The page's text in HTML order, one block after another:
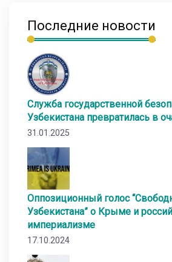
Последние новости
Служба государственной
Узбекистана превратилась в
31.01.2025
Оппозиционный голос
Узбекистана” о Крыме и
империализме
17.10.2024